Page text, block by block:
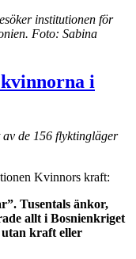
institutionen för
Foto: Sabina
i
de 156 flyktingläger
Kvinnors kraft:
. Tusentals änkor,
allt i Bosnienkriget
kraft eller